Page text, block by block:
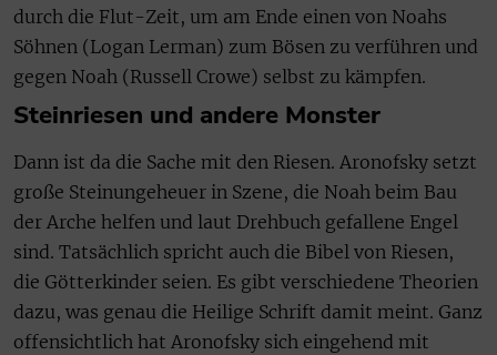
durch die Flut-Zeit, um am Ende einen von Noahs
Söhnen (Logan Lerman) zum Bösen zu verführen und
gegen Noah (Russell Crowe) selbst zu kämpfen.
Steinriesen und andere Monster
Dann ist da die Sache mit den Riesen. Aronofsky setzt
große Steinungeheuer in Szene, die Noah beim Bau
der Arche helfen und laut Drehbuch gefallene Engel
sind. Tatsächlich spricht auch die Bibel von Riesen,
die Götterkinder seien. Es gibt verschiedene Theorien
dazu, was genau die Heilige Schrift damit meint. Ganz
offensichtlich hat Aronofsky sich eingehend mit